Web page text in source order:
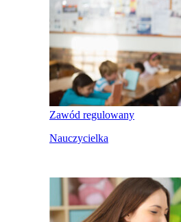
Zawód regulowany
Nauczycielka